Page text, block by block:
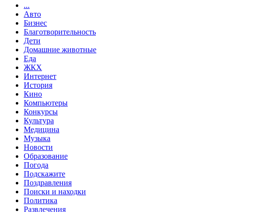
...
Авто
Бизнес
Благотворительность
Дети
Домашние животные
Еда
ЖКХ
Интернет
История
Кино
Компьютеры
Конкурсы
Культура
Медицина
Музыка
Новости
Образование
Погода
Подскажите
Поздравления
Поиски и находки
Политика
Развлечения